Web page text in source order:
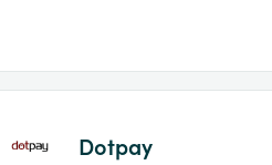
Dotpay